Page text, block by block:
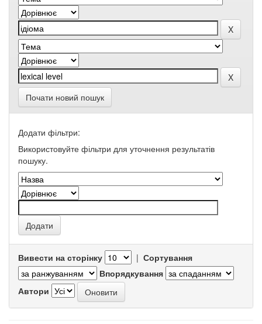
Почати новий пошук
Додати фільтри:
Використовуйте фільтри для уточнення результатів
пошуку.
Вивести на сторінку | Сортування
Впорядкування
Автори